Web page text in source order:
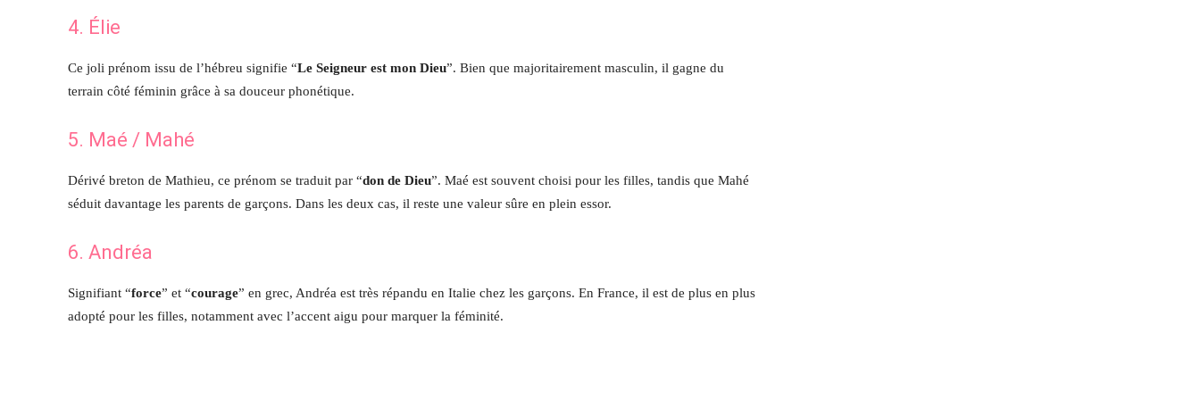
4. Élie
Ce joli prénom issu de l’hébreu signifie “Le Seigneur est mon Dieu”. Bien que majoritairement masculin, il gagne du
terrain côté féminin grâce à sa douceur phonétique.
5. Maé / Mahé
Dérivé breton de Mathieu, ce prénom se traduit par “don de Dieu”. Maé est souvent choisi pour les filles, tandis que Mahé
séduit davantage les parents de garçons. Dans les deux cas, il reste une valeur sûre en plein essor.
6. Andréa
Signifiant “force” et “courage” en grec, Andréa est très répandu en Italie chez les garçons. En France, il est de plus en plus
adopté pour les filles, notamment avec l’accent aigu pour marquer la féminité.